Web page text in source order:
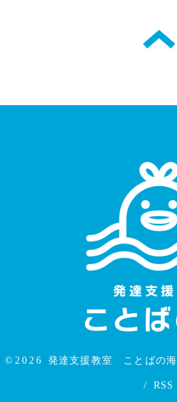
©2026 発達支援教室 ことばの海
/ RSS